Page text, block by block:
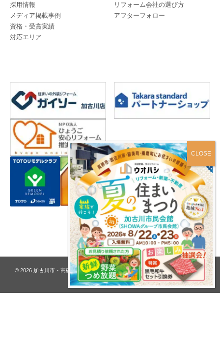
採用情報
メディア掲載事例
資格・受賞実績
対応エリア
リフォーム会社の選び方
アフターフォロー
プライバシーポリシー
© 2026 加古川市・高砂市 夢リフォーム ウオハシ – 創業128年の老舗. All rights
reserved.